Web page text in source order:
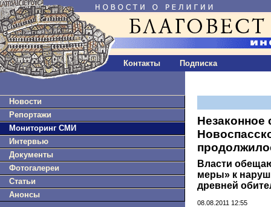
Контакты Подписка
Новости
Репортажи
Мониторинг СМИ
Интервью
Документы
Фотогалереи
Статьи
Анонсы
Незаконное
Власти
меры» к
древней
08.08.2011 12:55